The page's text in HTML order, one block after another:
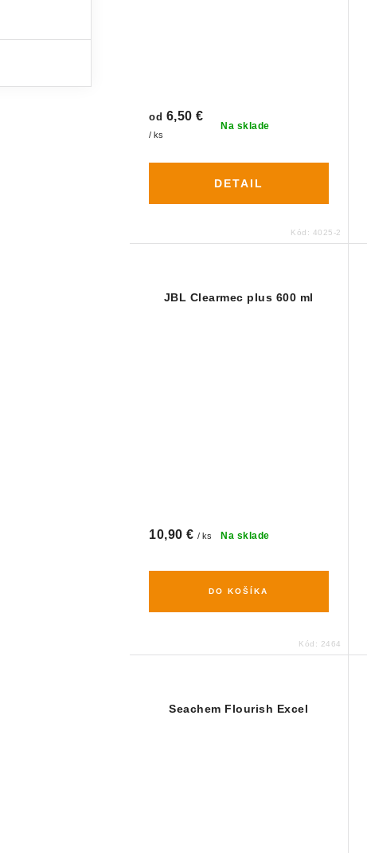
Na sklade
od 6,50 €
/ ks
DETAIL
Kód: 4025-2
JBL Clearmec plus 600 ml
Na sklade
10,90 € / ks
DO KOŠÍKA
Kód: 2464
Seachem Flourish Excel